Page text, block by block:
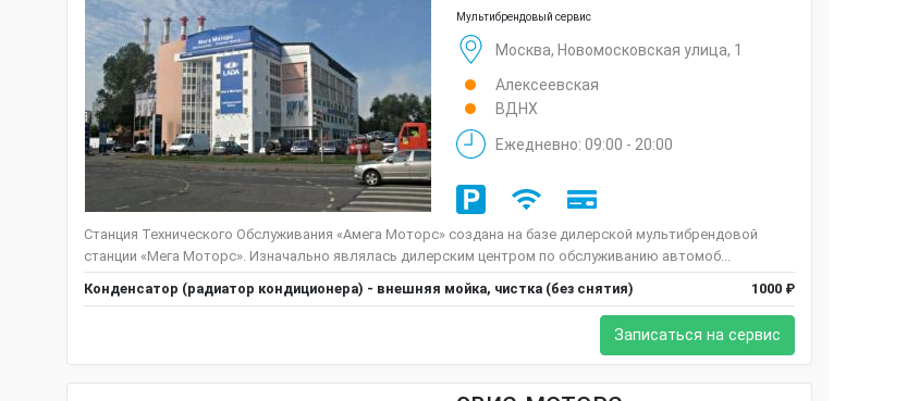
Мультибрендовый сервис
Москва, Новомосковская улица, 1
Алексеевская
ВДНХ
Ежедневно: 09:00 - 20:00
Станция Технического Обслуживания «Амега Моторс» создана на базе дилерской мультибрендовой
станции «Мега Моторс». Изначально являлась дилерским центром по обслуживанию автомоб...
Конденсатор (радиатор кондиционера) - внешняя мойка, чистка (без снятия)
1000 ₽
Записаться на сервис